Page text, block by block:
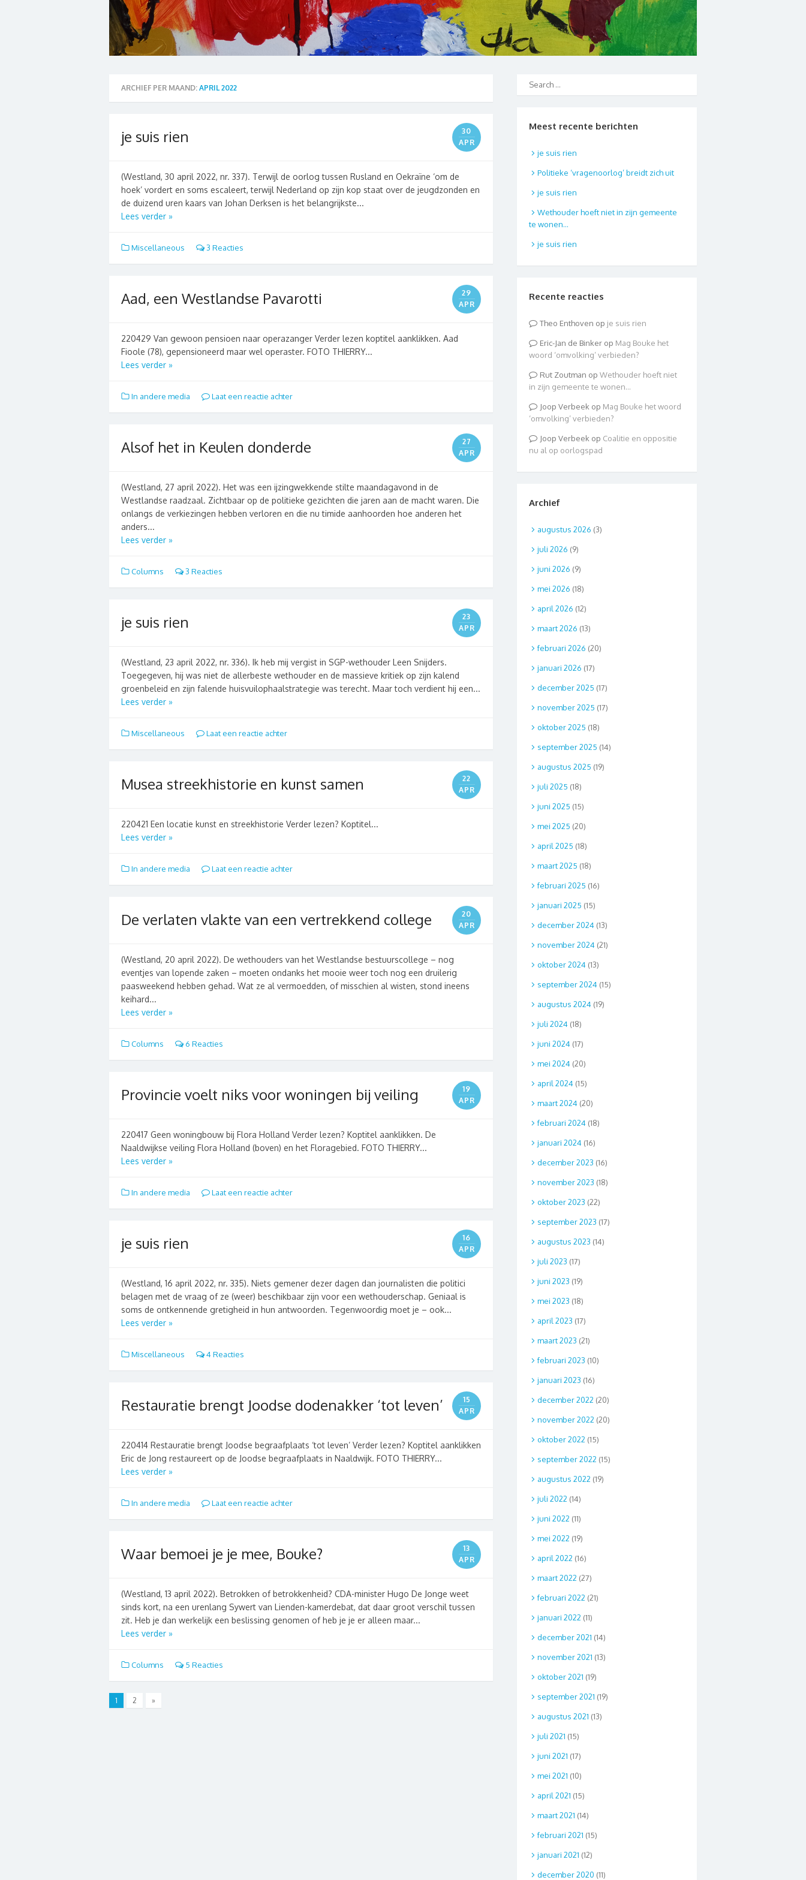
ARCHIEF PER MAAND: APRIL 2022
je suis rien
30
APR
(Westland, 30 april 2022, nr. 337). Terwijl de oorlog tussen Rusland en Oekraïne ‘om de
hoek’ vordert en soms escaleert, terwijl Nederland op zijn kop staat over de jeugdzonden en
de duizend uren kaars van Johan Derksen is het belangrijkste...
Lees verder »
Miscellaneous 3 Reacties
Aad, een Westlandse Pavarotti
29
APR
220429 Van gewoon pensioen naar operazanger Verder lezen koptitel aanklikken. Aad
Fioole (78), gepensioneerd maar wel operaster. FOTO THIERRY...
Lees verder »
In andere media Laat een reactie achter
Alsof het in Keulen donderde
27
APR
(Westland, 27 april 2022). Het was een ijzingwekkende stilte maandagavond in de
Westlandse raadzaal. Zichtbaar op de politieke gezichten die jaren aan de macht waren. Die
onlangs de verkiezingen hebben verloren en die nu timide aanhoorden hoe anderen het
anders...
Lees verder »
Columns 3 Reacties
je suis rien
23
APR
(Westland, 23 april 2022, nr. 336). Ik heb mij vergist in SGP-wethouder Leen Snijders.
Toegegeven, hij was niet de allerbeste wethouder en de massieve kritiek op zijn kalend
groenbeleid en zijn falende huisvuilophaalstrategie was terecht. Maar toch verdient hij een...
Lees verder »
Miscellaneous Laat een reactie achter
Musea streekhistorie en kunst samen
22
APR
220421 Een locatie kunst en streekhistorie Verder lezen? Koptitel...
Lees verder »
In andere media Laat een reactie achter
De verlaten vlakte van een vertrekkend college
20
APR
(Westland, 20 april 2022). De wethouders van het Westlandse bestuurscollege – nog
eventjes van lopende zaken – moeten ondanks het mooie weer toch nog een druilerig
paasweekend hebben gehad. Wat ze al vermoedden, of misschien al wisten, stond ineens
keihard...
Lees verder »
Columns 6 Reacties
Provincie voelt niks voor woningen bij veiling
19
APR
220417 Geen woningbouw bij Flora Holland Verder lezen? Koptitel aanklikken. De
Naaldwijkse veiling Flora Holland (boven) en het Floragebied. FOTO THIERRY...
Lees verder »
In andere media Laat een reactie achter
je suis rien
16
APR
(Westland, 16 april 2022, nr. 335). Niets gemener dezer dagen dan journalisten die politici
belagen met de vraag of ze (weer) beschikbaar zijn voor een wethouderschap. Geniaal is
soms de ontkennende gretigheid in hun antwoorden. Tegenwoordig moet je – ook...
Lees verder »
Miscellaneous 4 Reacties
Restauratie brengt Joodse dodenakker ‘tot leven’
15
APR
220414 Restauratie brengt Joodse begraafplaats ‘tot leven’ Verder lezen? Koptitel aanklikken
Eric de Jong restaureert op de Joodse begraafplaats in Naaldwijk. FOTO THIERRY...
Lees verder »
In andere media Laat een reactie achter
Waar bemoei je je mee, Bouke?
13
APR
(Westland, 13 april 2022). Betrokken of betrokkenheid? CDA-minister Hugo De Jonge weet
sinds kort, na een urenlang Sywert van Lienden-kamerdebat, dat daar groot verschil tussen
zit. Heb je dan werkelijk een beslissing genomen of heb je je er alleen maar...
Lees verder »
Columns 5 Reacties
1 2 »
Meest recente berichten
je suis rien
Politieke ‘vragenoorlog’ breidt zich uit
je suis rien
Wethouder hoeft niet in zijn gemeente
te wonen…
je suis rien
Recente reacties
Theo Enthoven op je suis rien
Eric-Jan de Binkerop Mag Bouke het
woord ‘omvolking’ verbieden?
Rut Zoutman op Wethouder hoeft niet
in zijn gemeente te wonen…
Joop Verbeek op Mag Bouke het woord
‘omvolking’ verbieden?
Joop Verbeek op Coalitie en oppositie
nu al op oorlogspad
Archief
augustus 2026 (3)
juli 2026 (9)
juni 2026 (9)
mei 2026 (18)
april 2026 (12)
maart 2026 (13)
februari 2026 (20)
januari 2026 (17)
december 2025 (17)
november 2025 (17)
oktober 2025 (18)
september 2025 (14)
augustus 2025 (19)
juli 2025 (18)
juni 2025 (15)
mei 2025 (20)
april 2025 (18)
maart 2025 (18)
februari 2025 (16)
januari 2025 (15)
december 2024 (13)
november 2024 (21)
oktober 2024 (13)
september 2024 (15)
augustus 2024 (19)
juli 2024 (18)
juni 2024 (17)
mei 2024 (20)
april 2024 (15)
maart 2024 (20)
februari 2024 (18)
januari 2024 (16)
december 2023 (16)
november 2023 (18)
oktober 2023 (22)
september 2023 (17)
augustus 2023 (14)
juli 2023 (17)
juni 2023 (19)
mei 2023 (18)
april 2023 (17)
maart 2023 (21)
februari 2023 (10)
januari 2023 (16)
december 2022 (20)
november 2022 (20)
oktober 2022 (15)
september 2022 (15)
augustus 2022 (19)
juli 2022 (14)
juni 2022 (11)
mei 2022 (19)
april 2022 (16)
maart 2022 (27)
februari 2022 (21)
januari 2022 (11)
december 2021 (14)
november 2021 (13)
oktober 2021 (19)
september 2021 (19)
augustus 2021 (13)
juli 2021 (15)
juni 2021 (17)
mei 2021 (10)
april 2021 (15)
maart 2021 (14)
februari 2021 (15)
januari 2021 (12)
december 2020 (11)